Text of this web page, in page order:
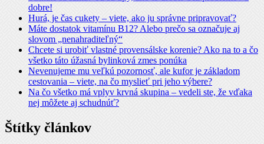
dobre!
Hurá, je čas cukety – viete, ako ju správne pripravovať?
Máte dostatok vitamínu B12? Alebo prečo sa označuje aj
slovom „nenahraditeľný“
Chcete si urobiť vlastné provensálske korenie? Ako na to a čo
všetko táto úžasná bylinková zmes ponúka
Nevenujeme mu veľkú pozornosť, ale kufor je základom
cestovania – viete, na čo myslieť pri jeho výbere?
Na čo všetko má vplyv krvná skupina – vedeli ste, že vďaka
nej môžete aj schudnúť?
Štítky článkov